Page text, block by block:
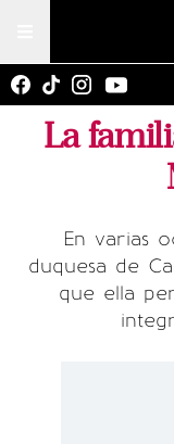
La
En varias
duquesa de
que ella